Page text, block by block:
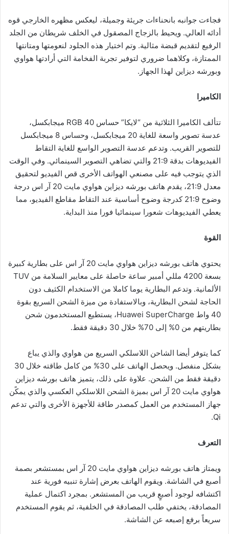
فجاءت جوانبه بانحناءات جريئة وجميلة، ليعكس مظهره الخارجي قوه
أدائه العالي. ويحيط بالزجاج المصقول في الخلف شريطان من الجلد
الرفيع لتقديم قبضة مثالية. وتم اختيار هذه الجلود لنعومتها ومتانتها
الممتازة، وكلاهما ضروري لتوفير تجربة الفخامة التي أرادتها هواوي
وبورشه ديزاين لهذا الجهاز.
الكاميرا
تتألف الكاميرا الثلاثية من “لايكا” حساس RGB 40 ميجابكسل،
عدسة تصوير واسعة للغاية 20 ميجابكسل، وحساس 8 ميجابكسل
للتصوير القريب. وتدعم عدسة التصوير الواسع للغاية التقاط
الفيديوهات بدقة 21:9 والتي تضاهي التصوير السينمائي. وفي الوقت
الذي يتوجب فيه على مصنعي الهواتف الأخرى قص الفيديو لتحقيق
معدل 21:9، يقدم هاتف بورشه ديزاين هواوي مايت 20 آر اس درجة
وضوح 21:9 كدرجة وضوح أساسية عند التقاط مقاطع الفيديو، مما
يعطي الفيديوهات شعورا سينمائيا فورا منذ البداية.
القوة
يحتوي هاتف بورشه ديزاين هواوي مايت 20 آر اس على بطارية كبيرة
بسعة 4200 مللي أمبير ساعة حاصلة على معايير السلامة من TUV
الألمانية. وتدعم البطارية يوما كاملا من الاستخدام الكثيف دون
الحاجة لشحن البطارية، وبالاستفادة من ميزة الشحن السريع بقوة
40 واط Huawei SuperCharge، يستطيع المستخدمون شحن
بطاريتهم من 0% إلى 70% خلال 30 دقيقة فقط.
كما يتوفر أيضا الشاحن اللاسلكي السريع من هواوي والذي يباع
بشكل منفصل. ويحصل الهاتف على 30% من كامل طاقته خلال 30
دقيقة فقط من الشحن. علاوة على ذلك، يتميز هاتف بورشه ديزاين
هواوي مايت 20 آر اس بميزة الشحن اللاسلكي العكسي والذي يمكًن
جهاز المستخدم من العمل كمصدر طاقة للأجهزة الأخرى والتي تدعم
Qi.
التعرف
ويمتاز هاتف بورشه ديزاين هواوي مايت 20 آر اس بمستشعر بصمة
أصبع في الشاشة. ويقوم الهاتف بعرض إشارة تنبيه فورية عند
اكتشافه لوجود أصبعٍ قريب من المستشعر. بمجرد اكتمال عملية
المصادقة، يختفي طلب المصادقة في الخلفية، ثم يقوم المستخدم
سريعاً برفع إصبعه عن الشاشة.